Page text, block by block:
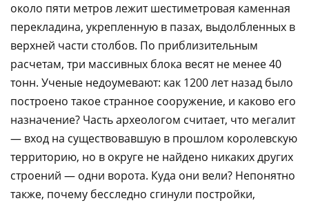
около пяти метров лежит шестиметровая каменная
перекладина, укрепленную в пазах, выдолбленных в
верхней части столбов. По приблизительным
расчетам, три массивных блока весят не менее 40
тонн. Ученые недоумевают: как 1200 лет назад было
построено такое странное сооружение, и каково его
назначение? Часть археологом считает, что мегалит
— вход на существовавшую в прошлом королевскую
территорию, но в округе не найдено никаких других
строений — одни ворота. Куда они вели? Непонятно
также, почему бесследно сгинули постройки,